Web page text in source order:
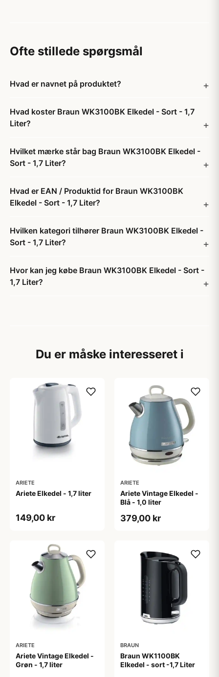
Ofte stillede spørgsmål
Hvad er navnet på produktet?
Hvad koster Braun WK3100BK Elkedel - Sort - 1,7
Liter?
Hvilket mærke står bag Braun WK3100BK Elkedel -
Sort - 1,7 Liter?
Hvad er EAN / Produktid for Braun WK3100BK
Elkedel - Sort - 1,7 Liter?
Hvilken kategori tilhører Braun WK3100BK Elkedel -
Sort - 1,7 Liter?
Hvor kan jeg købe Braun WK3100BK Elkedel - Sort -
1,7 Liter?
Du er måske interesseret i
ARIETE
Ariete Elkedel - 1,7 liter
149,00 kr
ARIETE
Ariete Vintage Elkedel -
Blå - 1,0 liter
379,00 kr
ARIETE
Ariete Vintage Elkedel -
Grøn - 1,7 liter
BRAUN
Braun WK1100BK
Elkedel - sort -1,7 Liter